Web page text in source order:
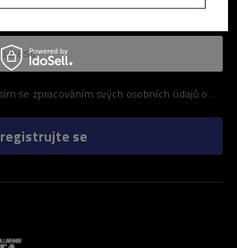
obsažených v kontaktním formuláři v souladu s nařízením Evropského parlamentu a Rady (EU)
se